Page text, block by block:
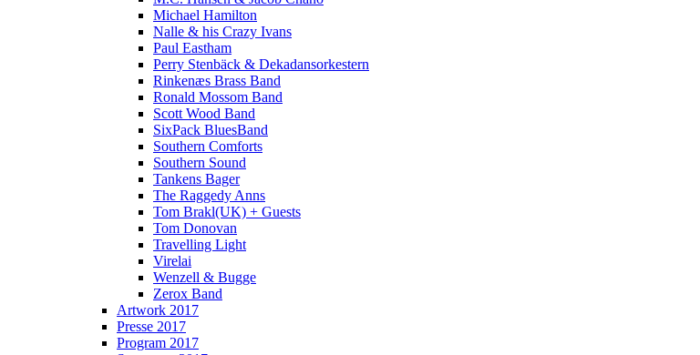
Michael Hamilton
Nalle & his Crazy Ivans
Paul Eastham
Perry Stenbäck & Dekadansorkestern
Rinkenæs Brass Band
Ronald Mossom Band
Scott Wood Band
SixPack BluesBand
Southern Comforts
Southern Sound
Tankens Bager
The Raggedy Anns
Tom Brakl(UK) + Guests
Tom Donovan
Travelling Light
Virelai
Wenzell & Bugge
Zerox Band
Artwork 2017
Presse 2017
Program 2017